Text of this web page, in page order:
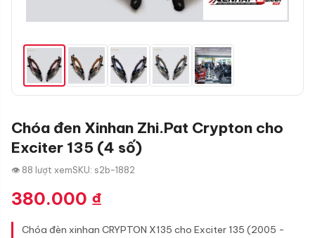
Chóa đen Xinhan Zhi.Pat Crypton cho
Exciter 135 (4 số)
👁 88 lượt xemSKU: s2b-1882
380.000 ₫
Chóa đèn xinhan CRYPTON X135 cho Exciter 135 (2005 -